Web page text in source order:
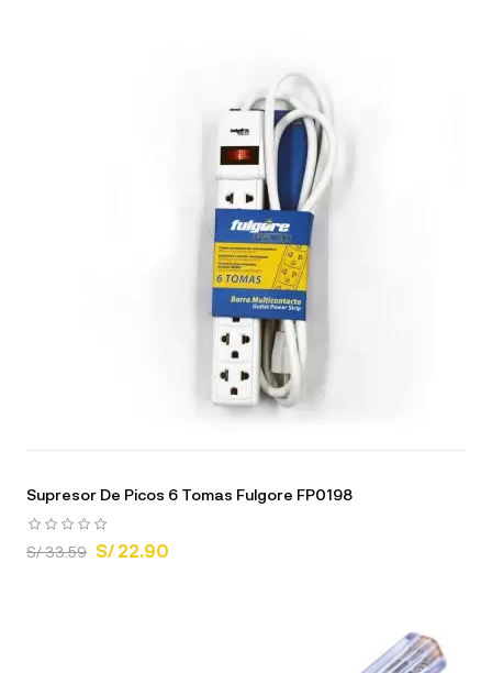
Supresor De Picos 6 Tomas Fulgore FP0198
S/ 33.59 S/ 22.90